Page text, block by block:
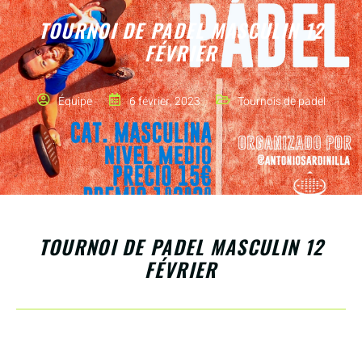
TOURNOI DE PADEL MASCULIN 12
FÉVRIER
Équipe 6 février, 2023 Tournois de padel
TOURNOI DE PADEL MASCULIN 12
FÉVRIER